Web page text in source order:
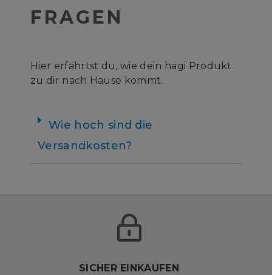
FRAGEN
Hier erfährtst du, wie dein hagi Produkt
zu dir nach Hause kommt.
Wie hoch sind die
Versandkosten?
SICHER EINKAUFEN